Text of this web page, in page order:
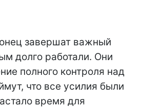
завершат важный
долго работали. Они
полного контроля над
что все усилия были
время для